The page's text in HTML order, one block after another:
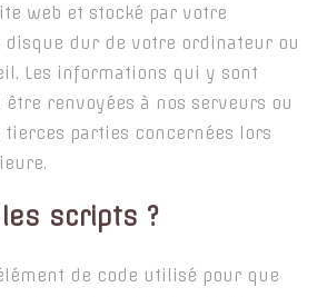
web et stocké par votre
dur de votre ordinateur ou
Les informations qui y sont
être renvoyées à nos serveurs ou
tierces parties concernées lors
les scripts ?
de code utilisé pour que